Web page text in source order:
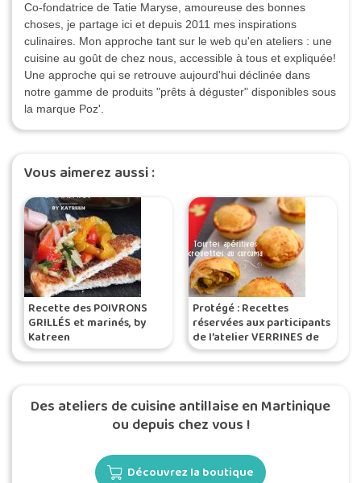
Co-fondatrice de Tatie Maryse, amoureuse des bonnes
choses, je partage ici et depuis 2011 mes inspirations
culinaires. Mon approche tant sur le web qu'en ateliers : une
cuisine au goût de chez nous, accessible à tous et expliquée!
Une approche qui se retrouve aujourd'hui déclinée dans
notre gamme de produits "prêts à déguster" disponibles sous
la marque Poz'.
Vous aimerez aussi :
Recette des POIVRONS
GRILLÉS et marinés, by
Katreen
Protégé : Recettes
réservées aux participants
de l’atelier VERRINES de
FÊTES
Des ateliers de cuisine antillaise en Martinique
ou depuis chez vous !
Découvrez la boutique